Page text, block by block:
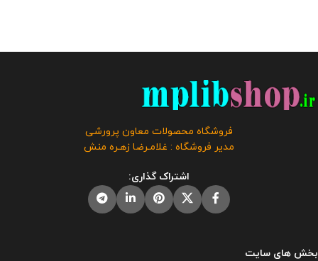
فروشگاه محصولات معاون پرورشی
مدیر فروشگاه : غلامـرضا زهـره منش
اشتراک گذاری:
بخش های سایت